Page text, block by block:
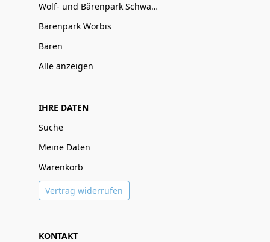
Wolf- und Bärenpark Schwarzwald
Bärenpark Worbis
Bären
Alle anzeigen
IHRE DATEN
Suche
Meine Daten
Warenkorb
Vertrag widerrufen
KONTAKT